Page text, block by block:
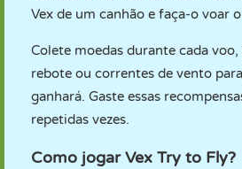
Vex de um canhão e faça-o voar
Colete moedas durante cada
rebote ou correntes de vento
ganhará. Gaste essas
repetidas vezes.
Como jogar Vex Try to Fly?